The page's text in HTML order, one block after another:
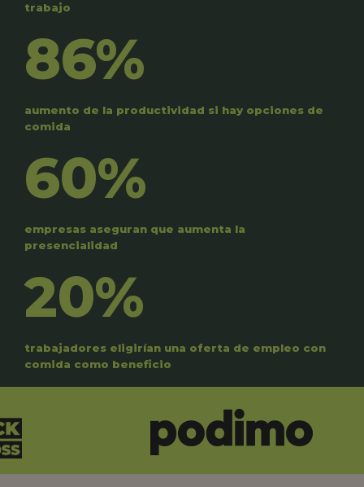
trabajo
86%
aumento de la productividad si hay opciones de
comida
60%
empresas aseguran que aumenta la
presencialidad
20%
trabajadores eligirían una oferta de empleo con
comida como beneficio